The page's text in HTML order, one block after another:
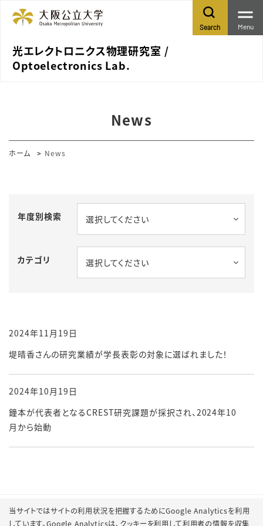
光エレクトロニクス物理研究室 /
Optoelectronics Lab.
Search Menu
News
ホーム News
年度別検索 選択してください
カテゴリ 選択してください
2024年11月19日
堤晴香さんの研究業績が学長表彰の対象に選ばれました！
2024年10月19日
鐘本が代表者となるCREST研究課題が採択され、2024年10
月から始動
当サイトではサイトの利用状況を把握するためにGoogle Analyticsを利用
しています。Google Analyticsは、 クッキーを利用して利用者の情報を収集